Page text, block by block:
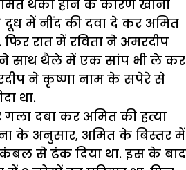
थका होने के कारण खाना
में नींद की दवा दे कर अमित
रात में रविता ने अमरदीप
साथ थैले में एक सांप भी ले कर
ने कृष्णा नाम के सपेरे से
था.
दबा कर अमित की हत्या
के अनुसार, अमित के बिस्तर में
से ढंक दिया था. इस के बाद